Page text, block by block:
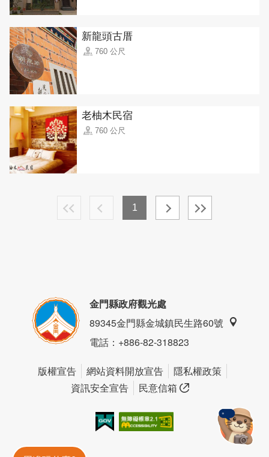
新龍頭古厝
760 公尺
老柚木民宿
760 公尺
1
金門縣政府觀光處
89345金門縣金城鎮民生路60號
電話：+886-82-318823
版權宣告 網站資料開放宣告
隱私權政策
資訊安全宣告
民意信箱